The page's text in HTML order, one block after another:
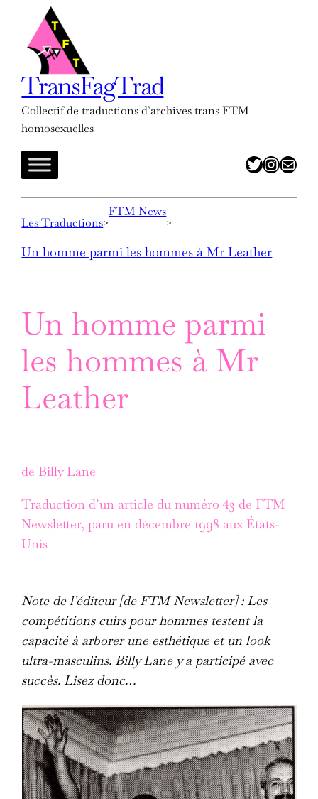
contenu
TransFagTrad
Collectif de traductions d’archives trans FTM
homosexuelles
twitter
insta
adresse mail
Les Traductions>
FTM News
>
Un homme parmi les hommes à Mr Leather
Un homme parmi
les hommes à Mr
Leather
de Billy Lane
Traduction d’un article du numéro 43 de FTM
Newsletter, paru en décembre 1998 aux États-
Unis
Note de l’éditeur [de FTM Newsletter] : Les
compétitions cuirs pour hommes testent la
capacité à arborer une esthétique et un look
ultra-masculins. Billy Lane y a participé avec
succès. Lisez donc…